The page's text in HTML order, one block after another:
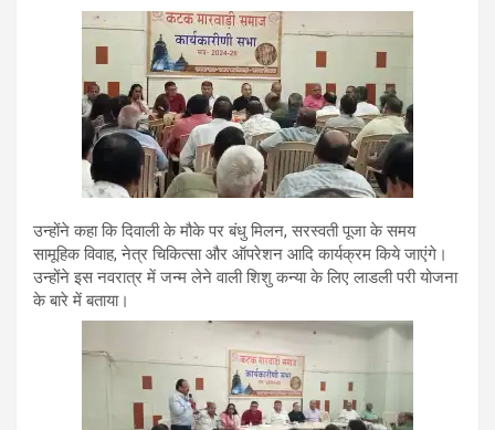
उन्होंने कहा कि दिवाली के मौके पर बंधु मिलन, सरस्वती पूजा के समय
सामूहिक विवाह, नेत्र चिकित्सा और ऑपरेशन आदि कार्यक्रम किये जाएंगे।
उन्होंने इस नवरात्र में जन्म लेने वाली शिशु कन्या के लिए लाडली परी योजना
के बारे में बताया।